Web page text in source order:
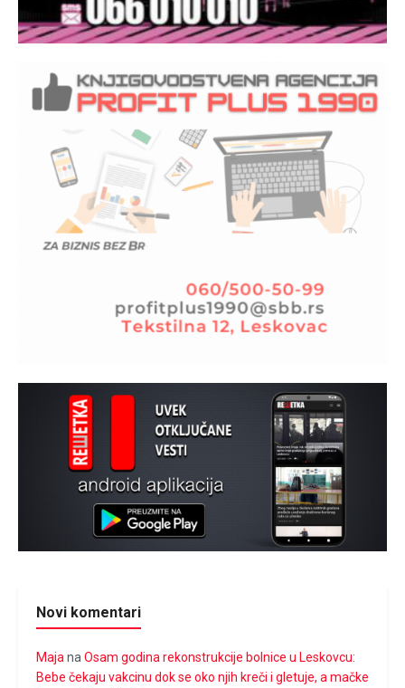
Novi komentari
Maja na Osam godina rekonstrukcije bolnice u Leskovcu:
Bebe čekaju vakcinu dok se oko njih kreči i gletuje, a mačke